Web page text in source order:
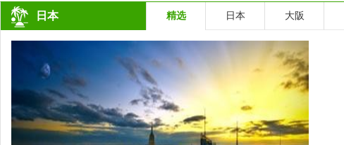
日本 精选 日本 大阪